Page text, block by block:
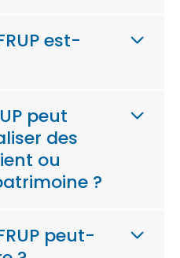
est-
peut
des
ou
?
peut-